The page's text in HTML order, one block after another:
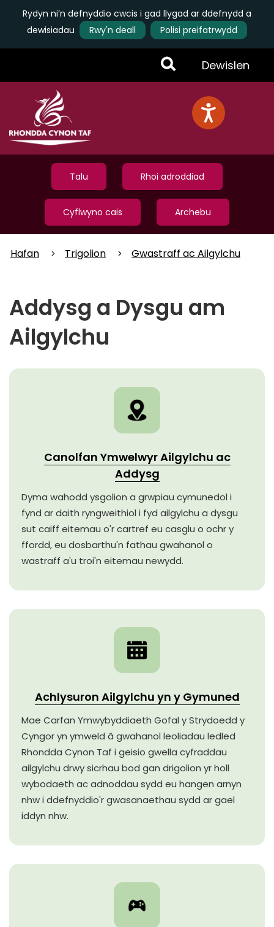
Rydyn ni’n defnyddio cwcis i gad llygad ar ddefnydd a
dewisiadau
Rwy'n deall
Polisi preifatrwydd
Toggle
Menu
Dewislen
Talu Rhoi adroddiad
Cyflwyno cais Archebu
Hafan Trigolion Gwastraff ac Ailgylchu
Addysg a Dysgu am
Ailgylchu
Canolfan Ymwelwyr Ailgylchu ac
Addysg
Dyma wahodd ysgolion a grwpiau cymunedol i
fynd ar daith ryngweithiol i fyd ailgylchu a dysgu
sut caiff eitemau o'r cartref eu casglu o ochr y
ffordd, eu dosbarthu'n fathau gwahanol o
wastraff a'u troi'n eitemau newydd.
Achlysuron Ailgylchu yn y Gymuned
Mae Carfan Ymwybyddiaeth Gofal y Strydoedd y
Cyngor yn ymweld â gwahanol leoliadau ledled
Rhondda Cynon Taf i geisio gwella cyfraddau
ailgylchu drwy sicrhau bod gan drigolion yr holl
wybodaeth ac adnoddau sydd eu hangen arnyn
nhw i ddefnyddio'r gwasanaethau sydd ar gael
iddyn nhw.